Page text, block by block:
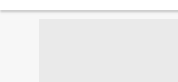
Tiêu đề: Naman Còn Trinh Đạo diễn phim: